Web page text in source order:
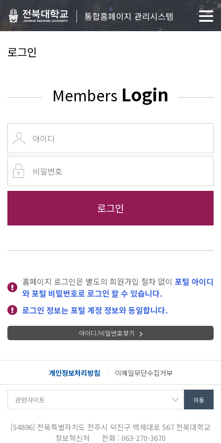
통합홈페이지 관리시스템
로그인
Members Login
홈페이지 로그인은 별도의 회원가입 절차 없이 포털 아이디
와 포털 비밀번호로 로그인 할 수 있습니다.
로그인 정보는 포털 계정 정보와 동일합니다.
아이디/비밀번호찾기
개인정보처리방침 이메일무단수집거부
[54896] 전북특별자치도 전주시 덕진구 백제대로 567 전북대학교
정보혁신처
전화 : 063-270-3670